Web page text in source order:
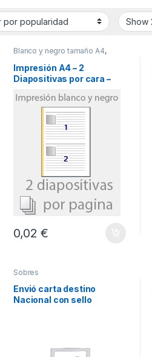
Blanco y negro tamaño A4,
Impresión en blanco y negro
Impresión A4 – 2
Diapositivas por cara –
0,02 €
Sobres
Envió carta destino
Nacional con sello